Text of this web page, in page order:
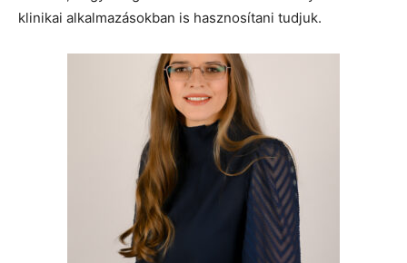
klinikai alkalmazásokban is hasznosítani tudjuk.